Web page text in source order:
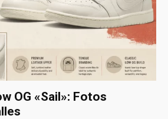
OG «Sail»: Fotos